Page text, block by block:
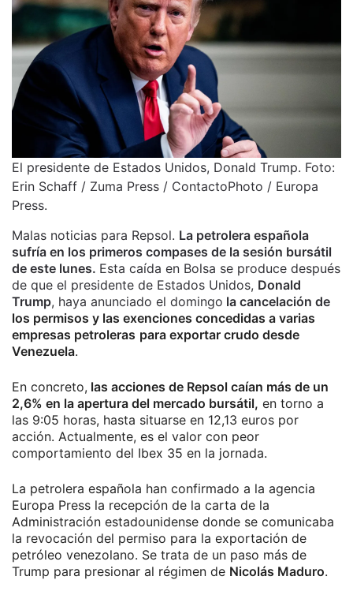
El presidente de Estados Unidos, Donald Trump. Foto:
Erin Schaff / Zuma Press / ContactoPhoto / Europa
Press.
Malas noticias para Repsol. La petrolera española
sufría en los primeros compases de la sesión bursátil
de este lunes. Esta caída en Bolsa se produce después
de que el presidente de Estados Unidos, Donald
Trump, haya anunciado el domingo la cancelación de
los permisos y las exenciones concedidas a varias
empresas petroleras para exportar crudo desde
Venezuela.
En concreto, las acciones de Repsol caían más de un
2,6% en la apertura del mercado bursátil, en torno a
las 9:05 horas, hasta situarse en 12,13 euros por
acción. Actualmente, es el valor con peor
comportamiento del Ibex 35 en la jornada.
La petrolera española han confirmado a la agencia
Europa Press la recepción de la carta de la
Administración estadounidense donde se comunicaba
la revocación del permiso para la exportación de
petróleo venezolano. Se trata de un paso más de
Trump para presionar al régimen de Nicolás Maduro.